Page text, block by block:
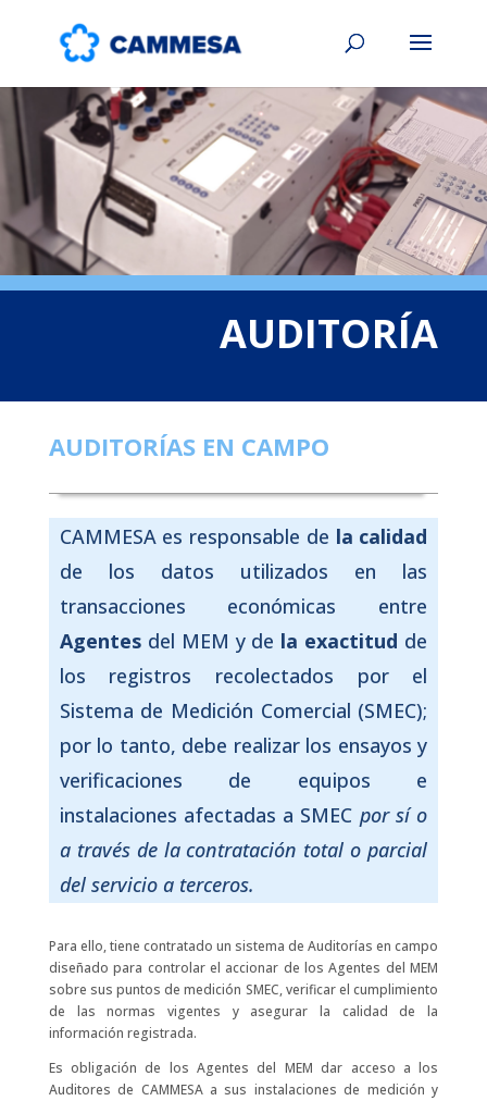
AUDITORÍA
AUDITORÍAS EN CAMPO
CAMMESA es responsable de la calidad
de los datos utilizados en las
transacciones económicas entre
Agentes del MEM y de la exactitud de
los registros recolectados por el
Sistema de Medición Comercial (SMEC);
por lo tanto, debe realizar los ensayos y
verificaciones de equipos e
instalaciones afectadas a SMEC por sí o
a través de la contratación total o parcial
del servicio a terceros.
Para ello, tiene contratado un sistema de Auditorías en campo
diseñado para controlar el accionar de los Agentes del MEM
sobre sus puntos de medición SMEC, verificar el cumplimiento
de las normas vigentes y asegurar la calidad de la
información registrada.
Es obligación de los Agentes del MEM dar acceso a los
Auditores de CAMMESA a sus instalaciones de medición y